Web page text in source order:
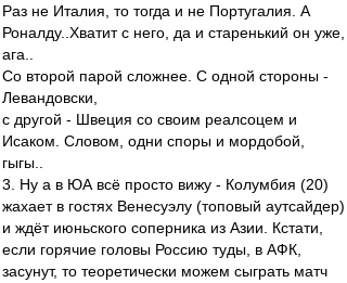
Раз не Италия, то тогда и не Португалия. А
Роналду..Хватит с него, да и старенький он уже,
ага..
Со второй парой сложнее. С одной стороны -
Левандовски,
с другой - Швеция со своим реалсоцем и
Исаком. Словом, одни споры и мордобой,
гыгы..
3. Ну а в ЮА всё просто вижу - Колумбия (20)
жахает в гостях Венесуэлу (топовый аутсайдер)
и ждёт июньского соперника из Азии. Кстати,
если горячие головы Россию туды, в АФК,
засунут, то теоретически можем сыграть матч